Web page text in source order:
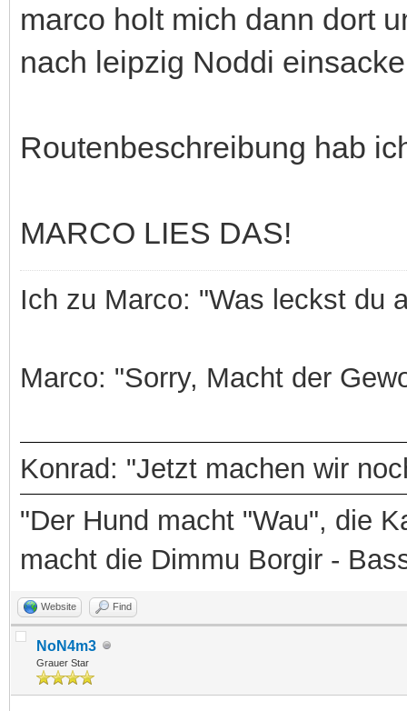
marco holt mich dann dort
nach leipzig Noddi
Routenbeschreibung hab
MARCO LIES DAS!
Ich zu Marco: "Was leckst du
Marco: "Sorry, Macht der
Konrad: "Jetzt machen wir
"Der Hund macht "Wau", die
macht die Dimmu Borgir -
Website Find
NoN4m3
Grauer Star